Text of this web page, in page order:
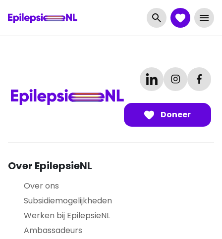
Doneer
Over EpilepsieNL
Over ons
Subsidiemogelijkheden
Werken bij EpilepsieNL
Ambassadeurs